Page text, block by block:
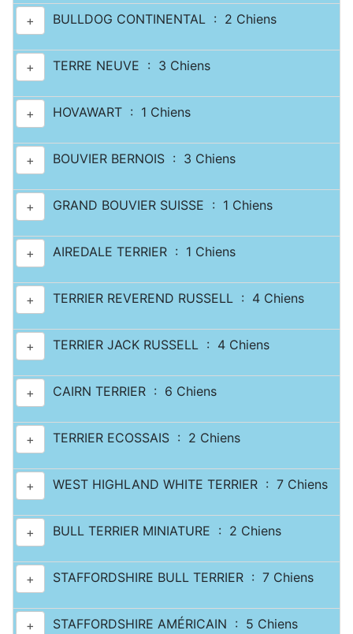
+ BULLDOG CONTINENTAL : 2 Chiens
+ TERRE NEUVE : 3 Chiens
+ HOVAWART : 1 Chiens
+ BOUVIER BERNOIS : 3 Chiens
+ GRAND BOUVIER SUISSE : 1 Chiens
+ AIREDALE TERRIER : 1 Chiens
+ TERRIER REVEREND RUSSELL : 4 Chiens
+ TERRIER JACK RUSSELL : 4 Chiens
+ CAIRN TERRIER : 6 Chiens
+ TERRIER ECOSSAIS : 2 Chiens
+ WEST HIGHLAND WHITE TERRIER : 7 Chiens
+ BULL TERRIER MINIATURE : 2 Chiens
+ STAFFORDSHIRE BULL TERRIER : 7 Chiens
+ STAFFORDSHIRE AMÉRICAIN : 5 Chiens